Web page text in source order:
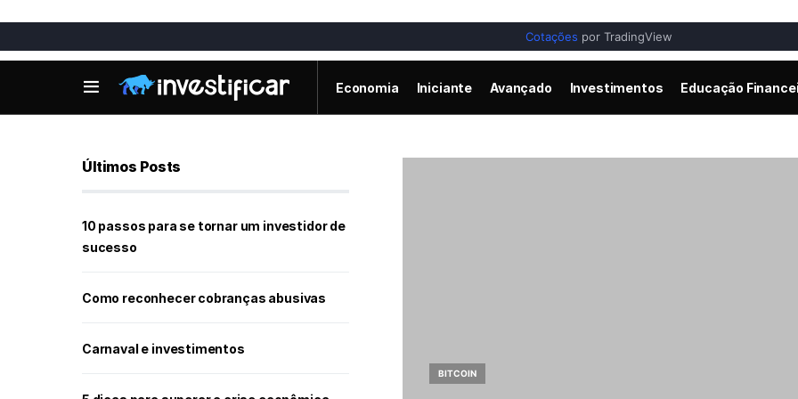
Cotações por TradingView
Economia Iniciante Avançado Investimentos Educação
BITCOIN
Últimos Posts
10 passos para se tornar um investidor de
sucesso
Como reconhecer cobranças abusivas
Carnaval e investimentos